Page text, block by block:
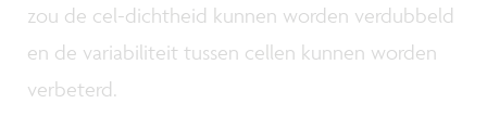
zou de cel-dichtheid kunnen worden verdubbeld
en de variabiliteit tussen cellen kunnen worden
verbeterd.